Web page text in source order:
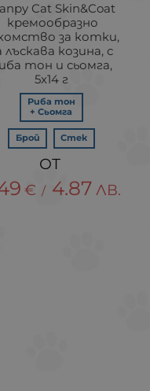
Cat Skin&Coat
кремообразно
за котки,
лъскава козина, с
тон и сьомга,
5х14 г
Риба тон
+ Сьомга
Брой Стек
€ / 4.87 ЛВ.